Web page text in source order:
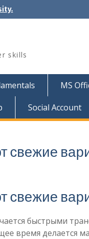
skills
MS
Social Account
свежие
свежие
быстрыми
время